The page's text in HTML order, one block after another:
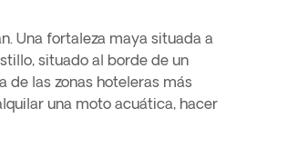
Una fortaleza maya situada a
situado al borde de un
de las zonas hoteleras más
una moto acuática, hacer